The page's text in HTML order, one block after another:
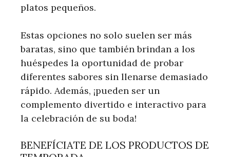
platos pequeños.
Estas opciones no solo suelen ser más
baratas, sino que también brindan a los
huéspedes la oportunidad de probar
diferentes sabores sin llenarse demasiado
rápido. Además, ¡pueden ser un
complemento divertido e interactivo para
la celebración de su boda!
BENEFÍCIATE DE LOS PRODUCTOS DE